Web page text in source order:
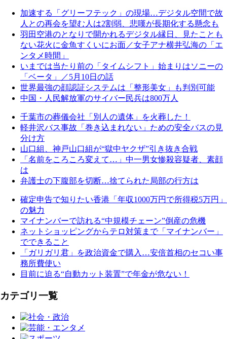
加速する「グリーフテック」の現場…デジタル空間で故
人との再会を望む人は2割弱、悲嘆が長期化する懸念も
羽田空港のとなりで開かれるデジタル縁日、見たことも
ない花火に金魚すくいにお面／女子アナ横井弘海の「エ
ンタメ時間」
いまでは当たり前の「タイムシフト」始まりはソニーの
「ベータ」／5月10日の話
世界最強の顔認証システムは「整形美女」も判別可能
中国・人民解放軍のサイバー民兵は800万人
千葉市の葬儀会社「別人の遺体」を火葬した！
軽井沢バス事故「巻き込まれない」ための安全バスの見
分け方
山口組、神戸山口組が“獄中ヤクザ”引き抜き合戦
「名前をころころ変えて…」中一男女惨殺容疑者、素顔
は
弁護士の下腹部を切断…捨てられた局部の行方は
確定申告で知りたい香港「年収1000万円で所得税5万円」
の魅力
マイナンバーで訪れる“中規模チェーン”倒産の危機
ネットショッピングからテロ対策まで「マイナンバー」
でできること
「ガリガリ君」を政治資金で購入…安倍首相のセコい事
務所費使い
目前に迫る“自動カット装置”で年金が危ない！
カテゴリ一覧